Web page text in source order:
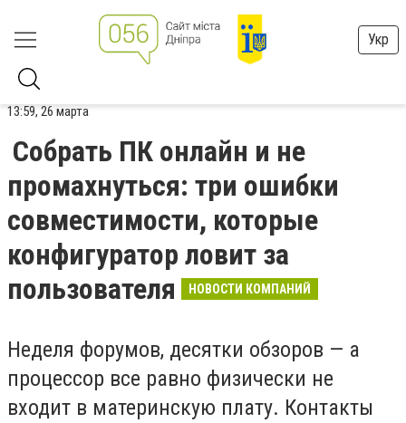
Укр
13:59, 26 марта
Собрать ПК онлайн и не
промахнуться: три ошибки
совместимости, которые
конфигуратор ловит за
пользователя
НОВОСТИ КОМПАНИЙ
Неделя форумов, десятки обзоров — а
процессор все равно физически не
входит в материнскую плату. Контакты